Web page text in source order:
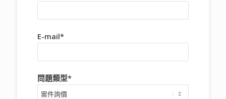
E-mail*
問題類型*